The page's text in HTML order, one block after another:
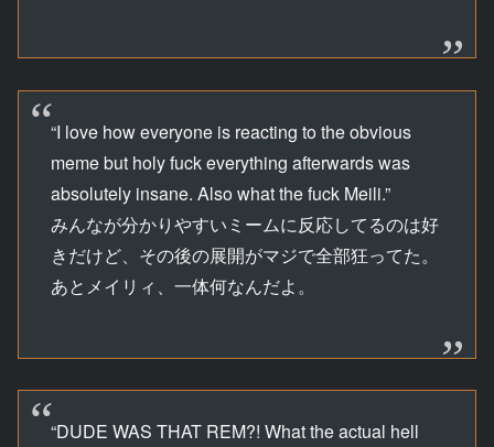
“I love how everyone is reacting to the obvious
meme but holy fuck everything afterwards was
absolutely insane. Also what the fuck Meili.”
みんなが分かりやすいミームに反応してるのは好
きだけど、その後の展開がマジで全部狂ってた。
あとメイリィ、一体何なんだよ。
“DUDE WAS THAT REM?! What the actual hell